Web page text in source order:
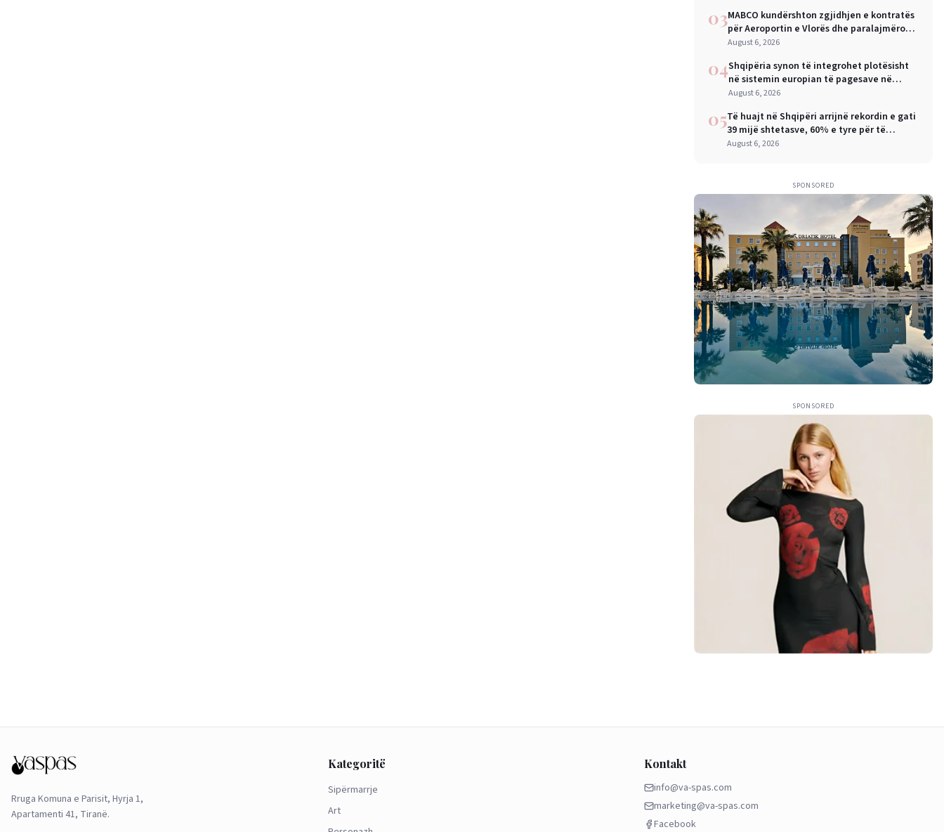
03MABCO kundërshton zgjidhjen e kontratës
për Aeroportin e Vlorës dhe paralajmëron
arbitrazh ndërkombëtar
August 6, 2026
04Shqipëria synon të integrohet plotësisht
në sistemin europian të pagesave në
nëntor, Sejko: Kursime të mëdha për
August 6, 2026
05Të huajt në Shqipëri arrijnë rekordin e gati
39 mijë shtetasve, 60% e tyre për të
punuar
August 6, 2026
SPONSORED
SPONSORED
Rruga Komuna e Parisit, Hyrja 1,
Apartamenti 41, Tiranë.
Kategoritë
Sipërmarrje
Art
Kontakt
info@va-spas.com
marketing@va-spas.com
Facebook